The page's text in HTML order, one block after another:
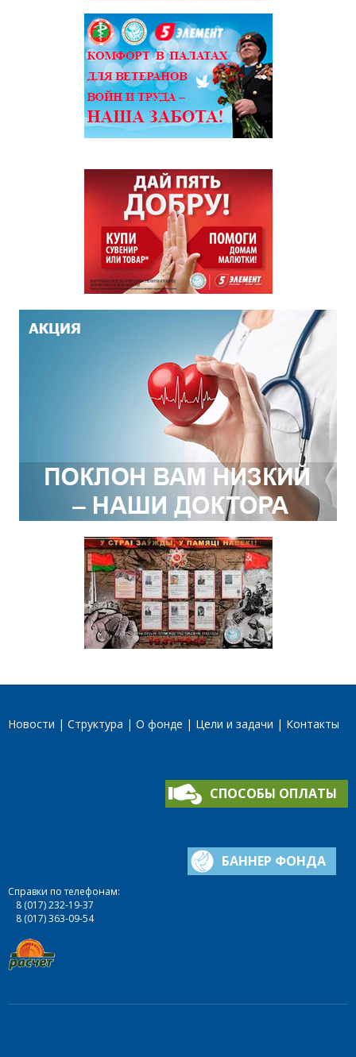
Новости Структура О фонде Цели и задачи Контакты
СПОСОБЫ ОПЛАТЫ
БАННЕР ФОНДА
Справки по телефонам:
8 (017) 232-19-37
8 (017) 363-09-54